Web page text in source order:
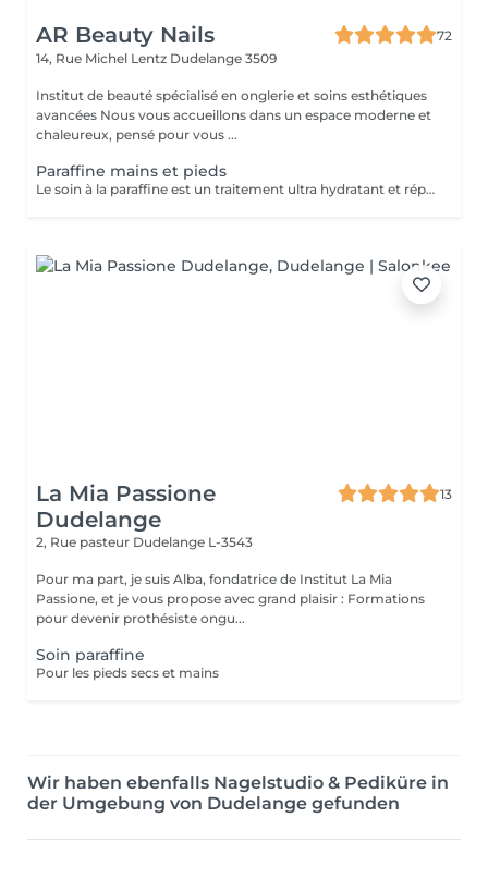
AR Beauty Nails
72
14, Rue Michel Lentz Dudelange 3509
Institut de beauté spécialisé en onglerie et soins esthétiques
avancées Nous vous accueillons dans un espace moderne et
chaleureux, pensé pour vous ...
Paraffine mains et pieds
Le soin à la paraffine est un traitement ultra hydratant et réparateur idéal pour les mains et pieds secs et abîmés. Ce soin consiste à éliminer toutes les cellules mortes grâce à un gommage manuel ou mécanique suivi d un enveloppement en paraffine.
La Mia Passione
Dudelange
13
2, Rue pasteur Dudelange L-3543
Pour ma part, je suis Alba, fondatrice de Institut La Mia
Passione, et je vous propose avec grand plaisir : Formations
pour devenir prothésiste ongu...
Soin paraffine
Pour les pieds secs et mains
Wir haben ebenfalls Nagelstudio & Pediküre in
der Umgebung von Dudelange gefunden